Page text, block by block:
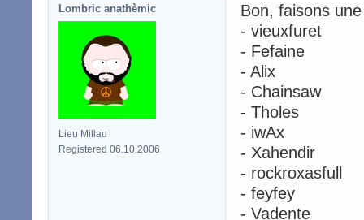
Lombric anathèmic
Lieu Millau
Registered 06.10.2006
Bon, faisons
- vieuxfuret
- Fefaine
- Alix
- Chainsaw
- Tholes
- iwAx
- Xahendir
- rockroxasfull
- feyfey
- Vadente